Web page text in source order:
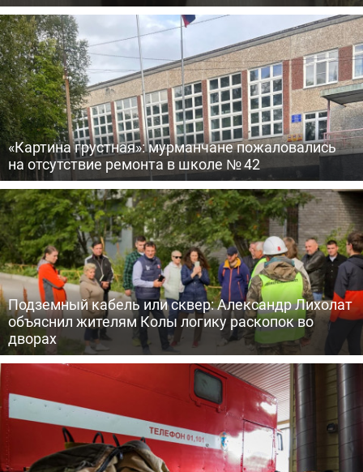
«Картина грустная»: мурманчане пожаловались
на отсутствие ремонта в школе № 42
Подземный кабель или сквер: Александр Лихолат
объяснил жителям Колы логику раскопок во
дворах